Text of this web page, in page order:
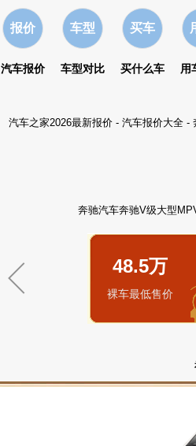
报价
汽车报价
车型
车型对比
买车
买什么车 用
汽车之家2026最新报价- 汽车报价大全-
奔驰汽车奔驰V级大型
48.5万
裸车最低售价